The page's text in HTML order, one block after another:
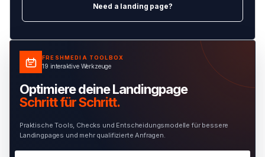
Need a landing page?
FRESHMEDIA TOOLBOX
19 interaktive Werkzeuge
Optimiere deine Landingpage
Schritt für Schritt.
Praktische Tools, Checks und Entscheidungsmodelle für bessere
Landingpages und mehr qualifizierte Anfragen.